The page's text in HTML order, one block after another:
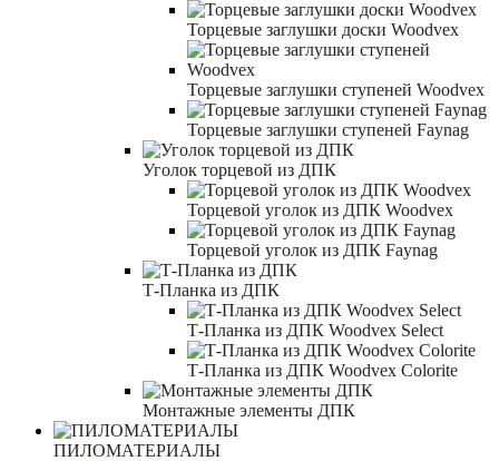
Торцевые заглушки доски Woodvex
Торцевые заглушки ступеней Woodvex
Торцевые заглушки ступеней Faynag
Уголок торцевой из ДПК
Торцевой уголок из ДПК Woodvex
Торцевой уголок из ДПК Faynag
Т-Планка из ДПК
Т-Планка из ДПК Woodvex Select
Т-Планка из ДПК Woodvex Colorite
Монтажные элементы ДПК
ПИЛОМАТЕРИАЛЫ